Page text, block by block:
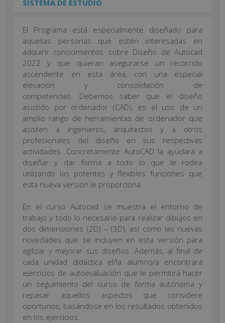
SISTEMA DE ESTUDIO
El Programa está especialmente diseñado para
aquellas personas que estén interesadas en
adquirir conocimientos sobre Diseño de Autocad
2022 y que quieran asegurarse un recorrido
ascendente en esta área, con una especial
elevación y consolidación de
competencias. Debemos saber que el diseño
asistido por ordenador (CAD), es el uso de un
amplio rango de herramientas de ordenador que
asisten a ingenieros, arquitectos y a otros
profesionales del diseño en sus respectivas
actividades. Concretamente AutoCAD la ayudará a
diseñar y dar forma a todo lo que le rodea
utilizando las potentes y flexibles funciones que
esta nueva versión le proporciona.
En el curso Autocad se muestra el entorno de
trabajo y todo lo necesario para realizar dibujos en
dos dimensiones (2D) – (3D), así como las nuevas
novedades que se incluyen en esta versión para
agilizar y mejorar sus diseños. Además, al final de
cada unidad didáctica el/la alumno/a encontrará
ejercicios de autoevaluación que le permitirá hacer
un seguimiento del curso de forma autónoma y
repasar aquellos aspectos que considere
oportunos, basándose en los resultados obtenidos
en los ejercicios.